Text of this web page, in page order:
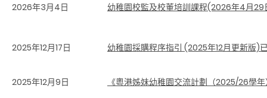
2026年3月4日 幼稚園校監及校董培訓課程(2026年4月
2025年12月17日 幼稚園採購程序指引 (2025年12月更新版)
2025年12月9日
《粵港姊妹幼稚園交流計劃（2025/26學